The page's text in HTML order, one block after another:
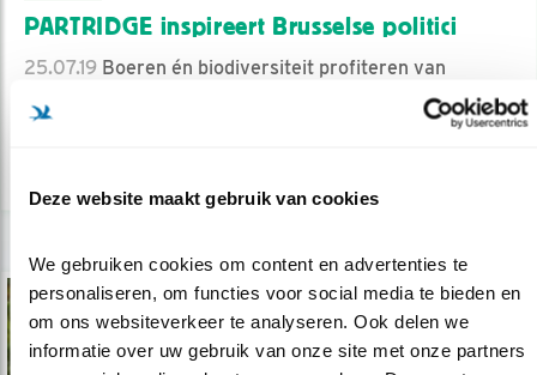
Deze website maakt gebruik van cookies
We gebruiken cookies om content en advertenties te
personaliseren, om functies voor social media te bieden en
om ons websiteverkeer te analyseren. Ook delen we
informatie over uw gebruik van onze site met onze partners
PARTRIDGE inspireert Brusselse politici
25.07.19 Boeren én biodiversiteit profiteren van